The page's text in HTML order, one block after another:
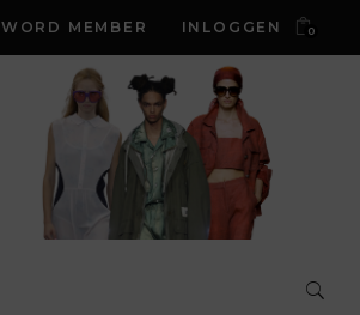
WORD MEMBER INLOGGEN 0